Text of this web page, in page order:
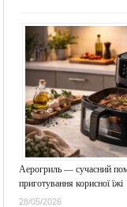
Аерогриль — сучасний
приготування корисної їжі
28/05/2026